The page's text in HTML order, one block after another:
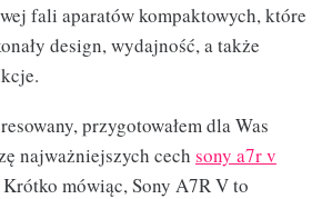
fali aparatów kompaktowych, które
design, wydajność, a także
przygotowałem dla Was
najważniejszych cech sony a7r v
mówiąc, Sony A7R V to